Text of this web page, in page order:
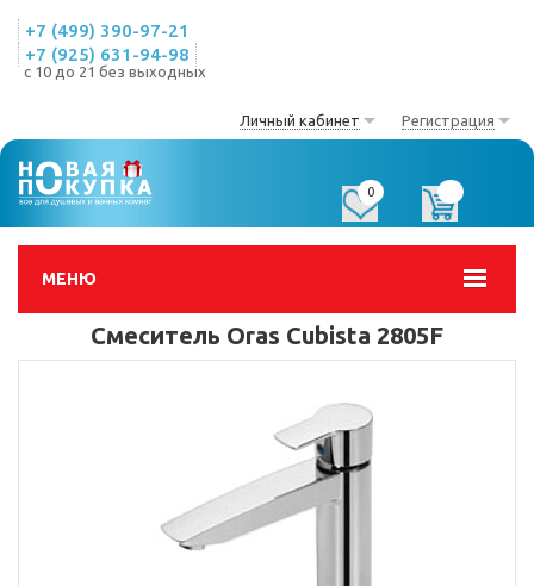
+7 (499) 390-97-21
+7 (925) 631-94-98
с 10 до 21 без выходных
Личный кабинет Регистрация
МЕНЮ
0
Смеситель Oras Cubista 2805F